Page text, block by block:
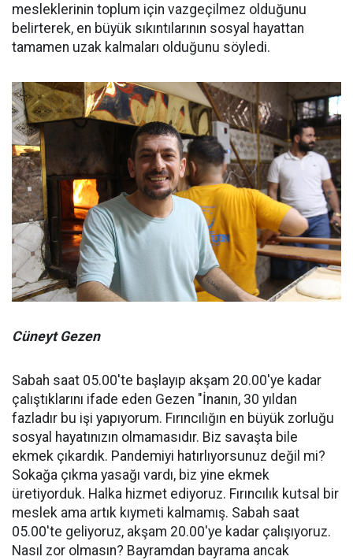
mesleklerinin toplum için vazgeçilmez olduğunu
belirterek, en büyük sıkıntılarının sosyal hayattan
tamamen uzak kalmaları olduğunu söyledi.
Cüneyt Gezen
Sabah saat 05.00'te başlayıp akşam 20.00'ye kadar
çalıştıklarını ifade eden Gezen "İnanın, 30 yıldan
fazladır bu işi yapıyorum. Fırıncılığın en büyük zorluğu
sosyal hayatınızın olmamasıdır. Biz savaşta bile
ekmek çıkardık. Pandemiyi hatırlıyorsunuz değil mi?
Sokağa çıkma yasağı vardı, biz yine ekmek
üretiyorduk. Halka hizmet ediyoruz. Fırıncılık kutsal bir
meslek ama artık kıymeti kalmamış. Sabah saat
05.00'te geliyoruz, akşam 20.00'ye kadar çalışıyoruz.
Nasıl zor olmasın? Bayramdan bayrama ancak